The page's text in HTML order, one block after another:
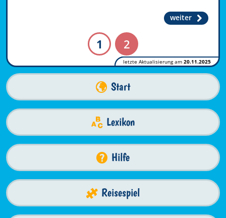
weiter
1 2
letzte Aktualisierung am 20.11.2025
Start
Lexikon
Hilfe
Reisespiel